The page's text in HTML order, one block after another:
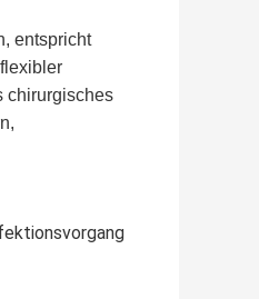
entspricht
chirurgisches